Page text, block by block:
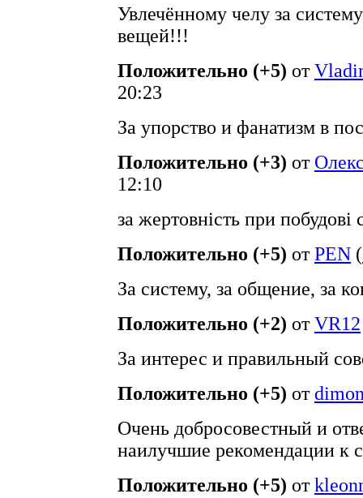
Увлечённому челу за
вещей!!!
Положительно (+5) от
20:23
За упорство и фанатизм в
Положительно (+3) от
12:10
за жертовність при
Положительно (+5) отPEN (
За систему, за общение, за
Положительно (+2) отVR12
За интерес и правильный
Положительно (+5) от
Очень добросовестный и
наилучшие рекомендации к
Положительно (+5) от